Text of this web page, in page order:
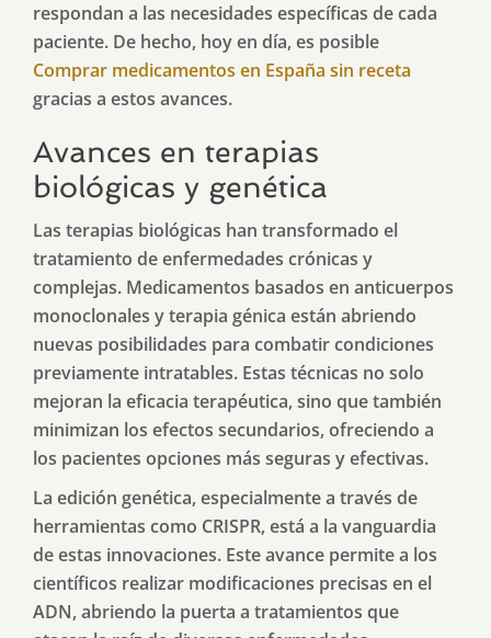
respondan a las necesidades específicas de cada
paciente. De hecho, hoy en día, es posible
Comprar medicamentos en España sin receta
gracias a estos avances.
Avances en terapias
biológicas y genética
Las terapias biológicas han transformado el
tratamiento de enfermedades crónicas y
complejas. Medicamentos basados en anticuerpos
monoclonales y terapia génica están abriendo
nuevas posibilidades para combatir condiciones
previamente intratables. Estas técnicas no solo
mejoran la eficacia terapéutica, sino que también
minimizan los efectos secundarios, ofreciendo a
los pacientes opciones más seguras y efectivas.
La edición genética, especialmente a través de
herramientas como CRISPR, está a la vanguardia
de estas innovaciones. Este avance permite a los
científicos realizar modificaciones precisas en el
ADN, abriendo la puerta a tratamientos que